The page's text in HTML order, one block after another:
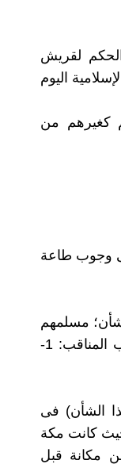
لقريش
اليوم
كغيرهم من
وجوب طاعة
مسلمهم
تبع لمسلمهم، وكافرهم تبع لكافرهم " (أخرجه البخارى في: 61-كتاب المناقب: 1-
الشأن) فى
حيث كانت مكة
مكانة قبل